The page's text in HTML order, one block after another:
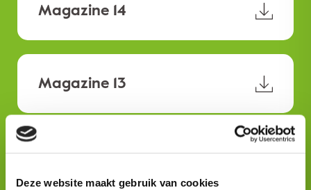
Deze website maakt gebruik van cookies
Magazine 14
Magazine 13